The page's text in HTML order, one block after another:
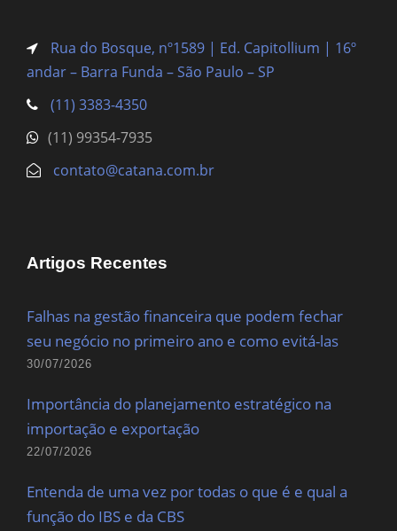
Rua do Bosque, nº1589 | Ed. Capitollium | 16º
andar – Barra Funda – São Paulo – SP
(11) 3383-4350
(11) 99354-7935
contato@catana.com.br
Artigos Recentes
Falhas na gestão financeira que podem fechar
seu negócio no primeiro ano e como evitá-las
30/07/2026
Importância do planejamento estratégico na
importação e exportação
22/07/2026
Entenda de uma vez por todas o que é e qual a
função do IBS e da CBS